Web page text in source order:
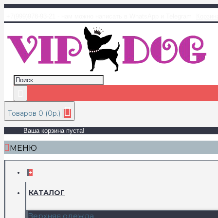
Товаров 0 (0р.)
Ваша корзина пуста!
МЕНЮ
+
КАТАЛОГ
Верхняя одежда